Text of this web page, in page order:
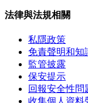
法律與法規相關
私隱政策
免責聲明和知
監管披露
保安提示
回報安全性問